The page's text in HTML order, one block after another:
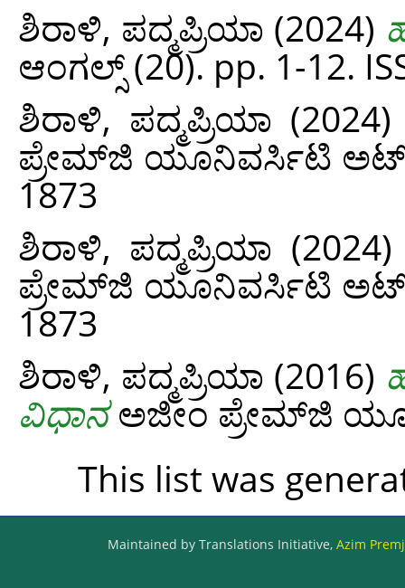
ಶಿರಾಳಿ, ಪದ್ಮಪ್ರಿಯಾ (2024)
ಆಂಗಲ್ಸ್‌ (20). pp. 1-12.
ಶಿರಾಳಿ, ಪದ್ಮಪ್ರಿಯಾ
ಪ್ರೇಮ್‌ಜಿ ಯೂನಿವರ್ಸಿಟಿ ಅಟ್‌
1873
ಶಿರಾಳಿ, ಪದ್ಮಪ್ರಿಯಾ
ಪ್ರೇಮ್‌ಜಿ ಯೂನಿವರ್ಸಿಟಿ ಅಟ್‌
1873
ಶಿರಾಳಿ, ಪದ್ಮಪ್ರಿಯಾ (2016)
ವಿಧಾನಅಜೀಂ ಪ್ರೇಮ್‌ಜಿ
This list was
Maintained by Translations Initiative, Azim